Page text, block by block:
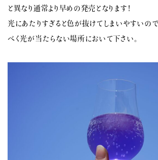
と異なり通常より早めの発売となります！
光にあたりすぎると色が抜けてしまいやすいの
べく光が当たらない場所において下さい。